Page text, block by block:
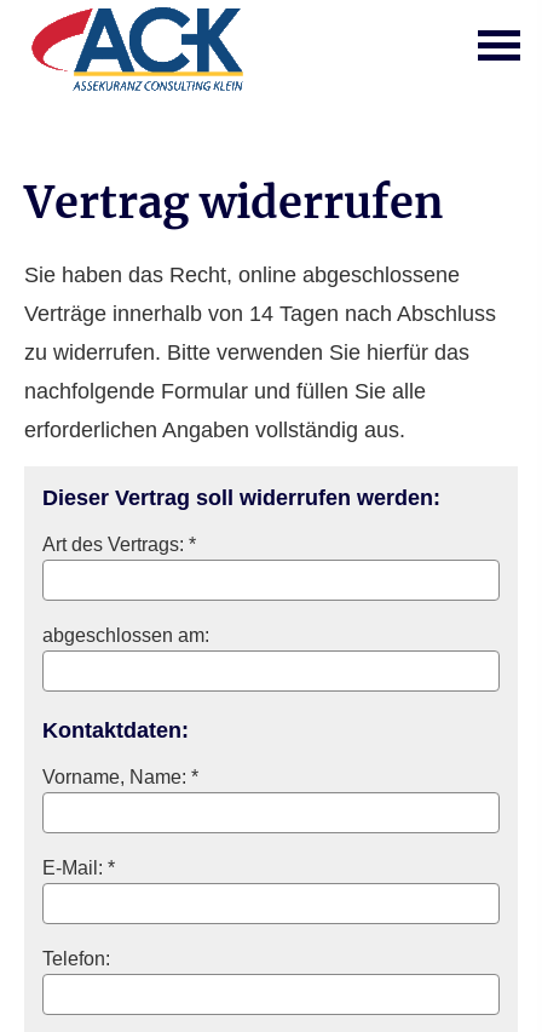
Vertrag widerrufen
Sie haben das Recht, online abgeschlossene
Verträge innerhalb von 14 Tagen nach Abschluss
zu widerrufen. Bitte verwenden Sie hierfür das
nachfolgende Formular und füllen Sie alle
erforderlichen Angaben vollständig aus.
Dieser Vertrag soll widerrufen werden:
Art des Vertrags: *
abgeschlossen am:
Kontaktdaten:
Vorname, Name: *
E-Mail: *
Telefon: